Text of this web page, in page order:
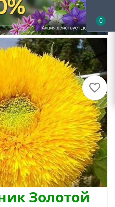
Золотой
0